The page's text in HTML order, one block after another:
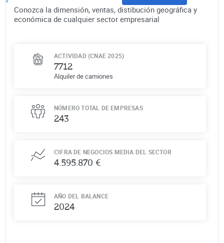
Conozca la dimensión, ventas, distibución geográfica y
económica de cualquier sector empresarial
ACTIVIDAD (CNAE 2025)
7712
Alquiler de camiones
NÚMERO TOTAL DE EMPRESAS
243
CIFRA DE NEGOCIOS MEDIA DEL SECTOR
4.595.870 €
AÑO DEL BALANCE
2024